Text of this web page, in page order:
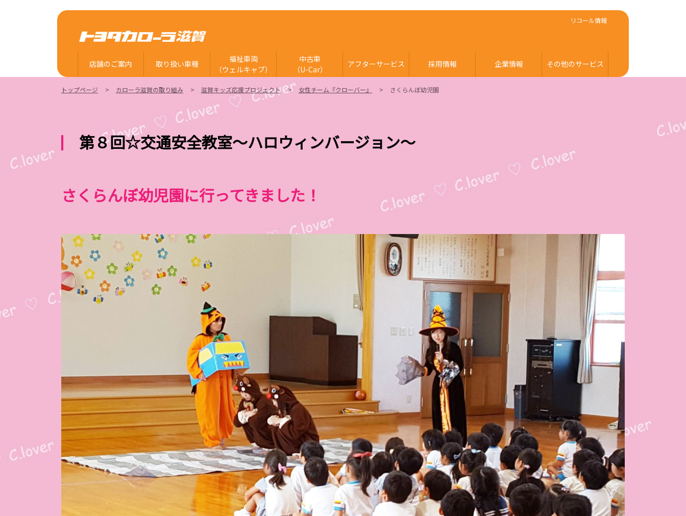
店舗のご案内 取り扱い車種
福祉車両
（ウェルキャブ）
中古車
（U-Car）
アフターサービス 採用情報 企業情報 その他のサービス
リコール情報
トップページ カローラ滋賀の取り組み 滋賀キッズ応援プロジェクト 女性チーム『クローバー』 さくらんぼ幼児園
第８回☆交通安全教室～ハロウィンバージョン～
さくらんぼ幼児園に行ってきました！